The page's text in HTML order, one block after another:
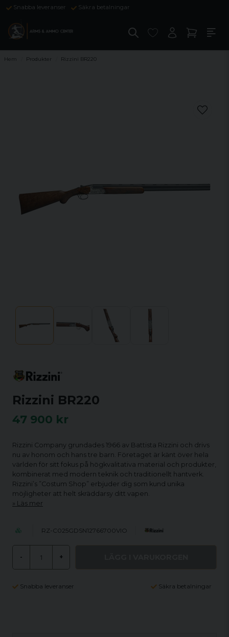
Snabba leveranser Säkra betalningar
Hem Produkter Rizzini BR220
Rizzini BR220
47 900 kr
Rizzini Company grundades 1966 av Battista Rizzini och drivs
nu av honom och hans tre barn. Företaget är känt över hela
världen för sitt fokus på högkvalitativa material och produkter,
kombinerat med modern teknik och traditionellt hantverk.
Rizzini’s ”Costum Shop” erbjuder dig som kund unika
möjligheter att helt skräddarsy ditt vapen.
Läs mer
RZ-C025GDSN12766700VIO
- +
Snabba leveranser Säkra betalningar